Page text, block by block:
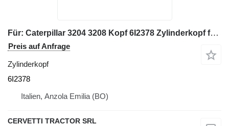
Für: Caterpillar 3204 3208 Kopf 6I2378 Zylinderkopf für Baumaschinen
Preis auf Anfrage
Zylinderkopf
6I2378
Italien, Anzola Emilia (BO)
CERVETTI TRACTOR SRL